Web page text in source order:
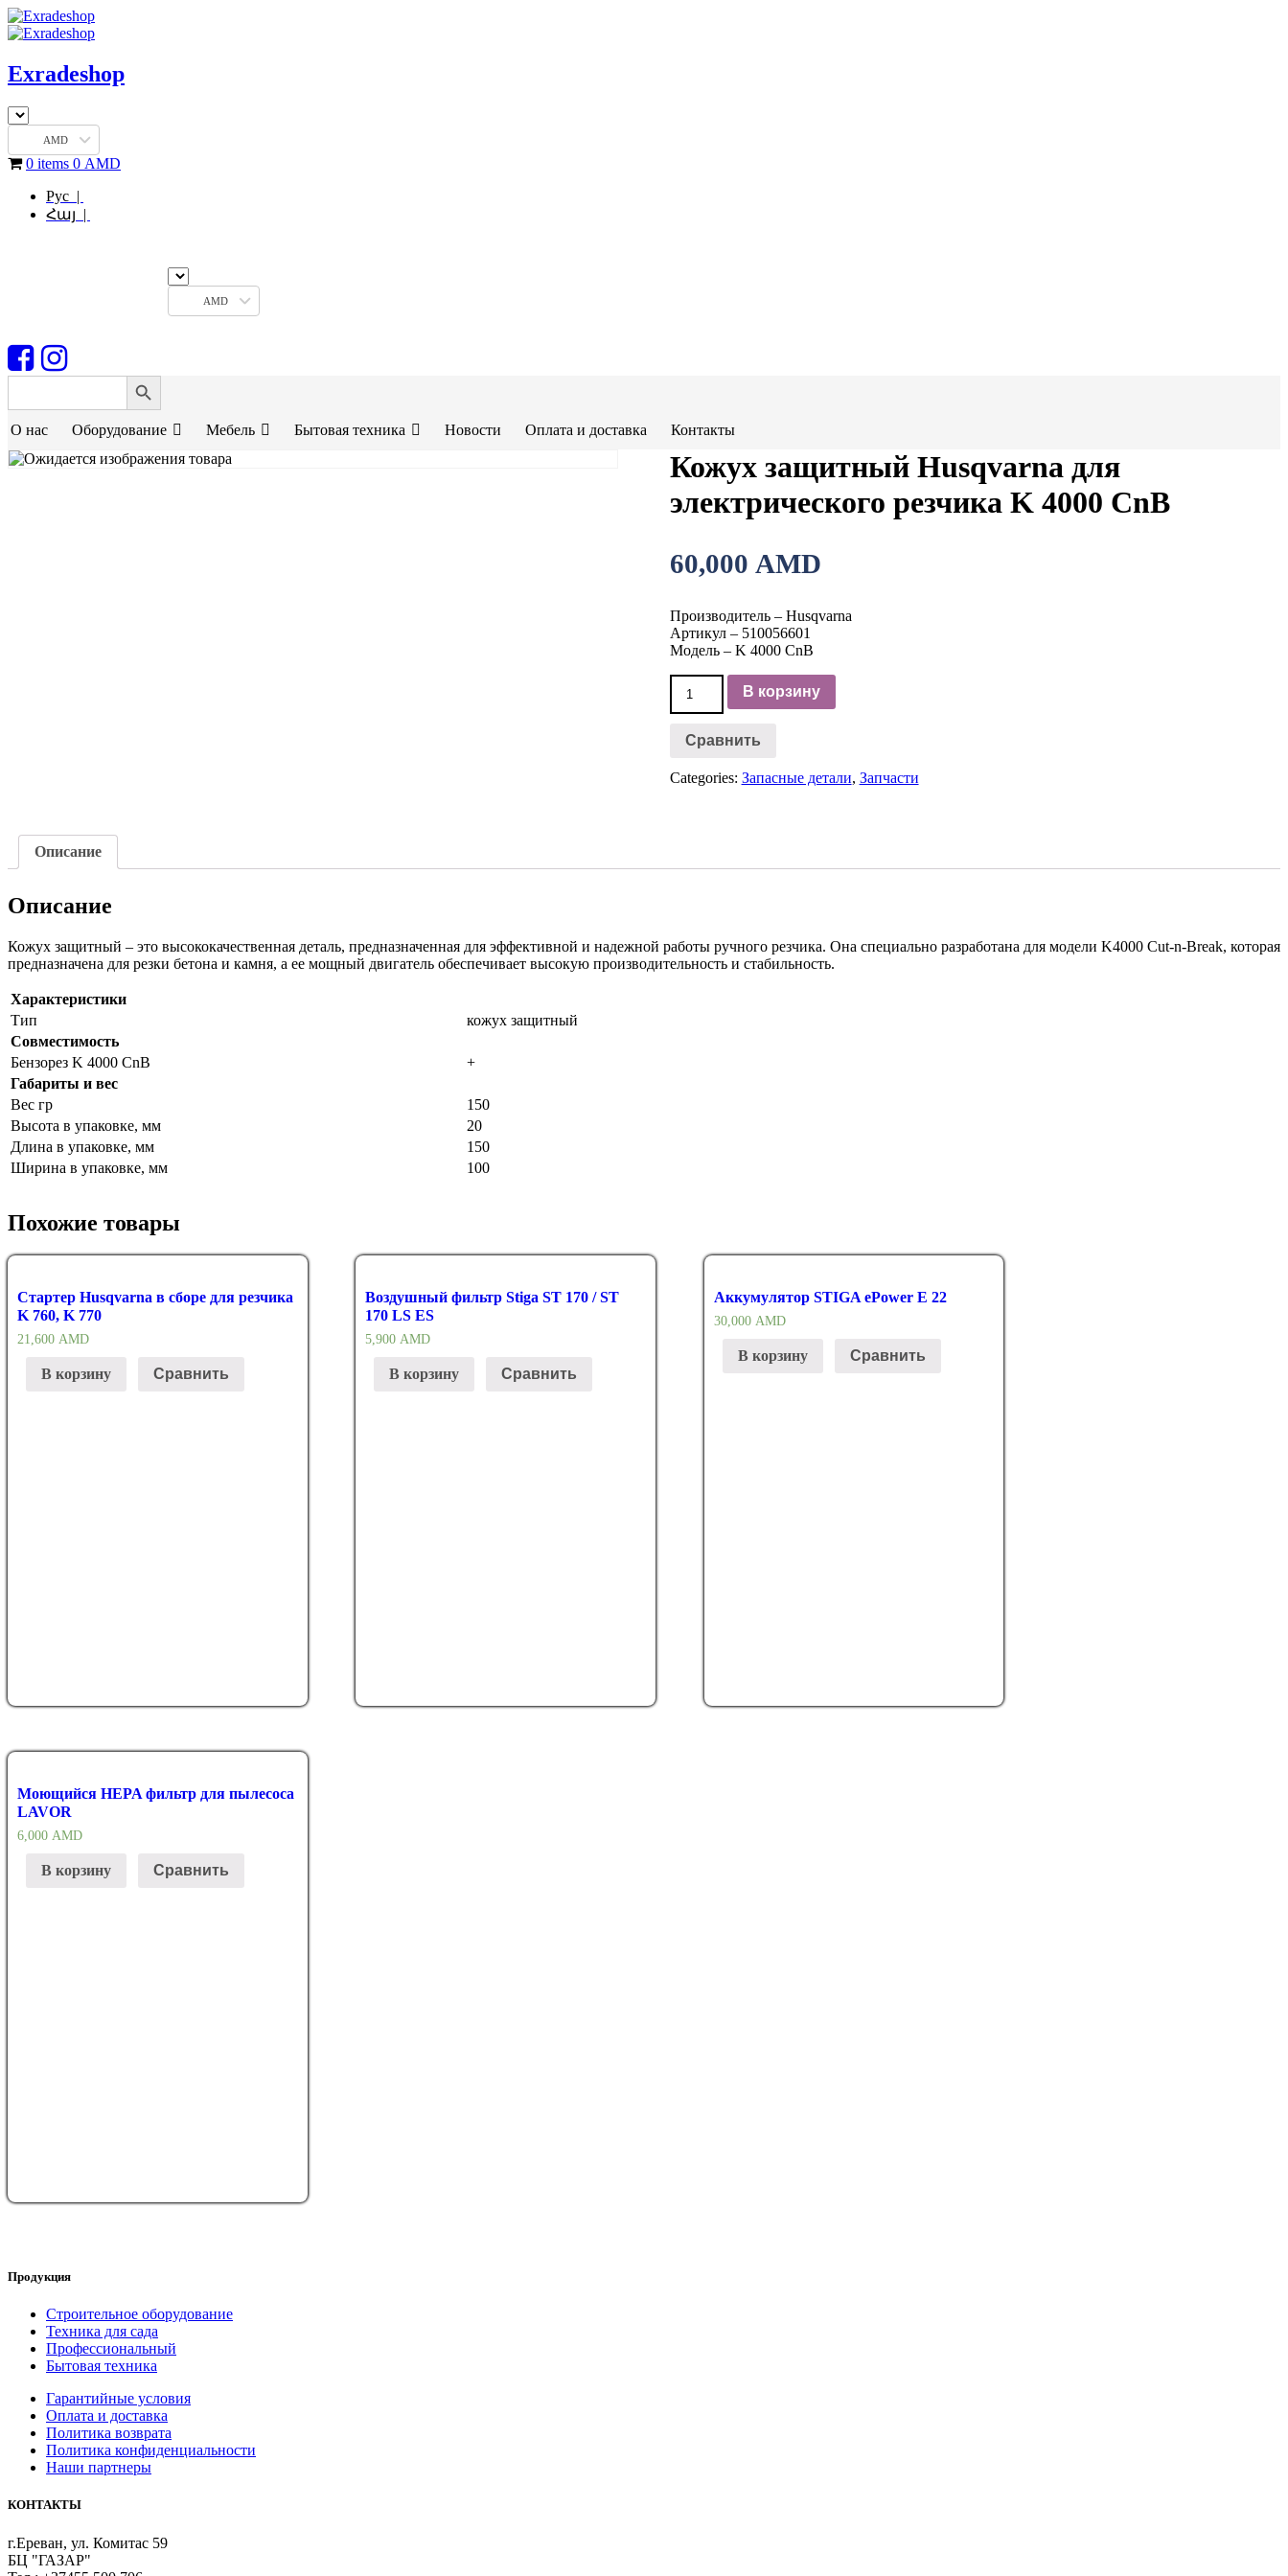
Exradeshop
AMD
0 items 0 AMD
Рус |
Հայ |
AMD
Search
Search Button
О нас Оборудование Мебель Бытовая техника Новости Оплата и доставка Контакты
Кожух защитный Husqvarna для
электрического резчика K 4000 CnB
60,000 AMD
Производитель – Husqvarna
Артикул – 510056601
Модель – K 4000 CnB
Количество
товара
Кожух
защитный
Husqvarna
электрического
В корзину
Сравнить
Categories: Запасные детали, Запчасти
Описание
Описание
Кожух защитный – это высококачественная деталь, предназначенная для эффективной и надежной работы ручного резчика. Она специально разработана для модели K4000 Cut-n-Break, которая
предназначена для резки бетона и камня, а ее мощный двигатель обеспечивает высокую производительность и стабильность.
Характеристики
Тип
кожух защитный
Совместимость
Бензорез K 4000 CnB
+
Габариты и вес
Вес гр
150
Высота в упаковке, мм
20
Длина в упаковке, мм
150
Ширина в упаковке, мм
100
Похожие товары
Стартер Husqvarna в сборе для резчика
K 760, K 770
21,600 AMD
В корзину Сравнить
Воздушный фильтр Stiga ST 170 / ST
170 LS ES
5,900AMD
В корзину Сравнить
Аккумулятор STIGA ePower E 22
30,000 AMD
В корзину Сравнить
Моющийся HEPA фильтр для пылесоса
LAVOR
6,000 AMD
В корзину Сравнить
Продукция
Строительное оборудование
Техника для сада
Профессиональный
Бытовая техника
Гарантийные условия
Оплата и доставка
Политика возврата
Политика конфиденциальности
Наши партнеры
КОНТАКТЫ
г.Ереван, ул. Комитас 59
БЦ "ГАЗАР"